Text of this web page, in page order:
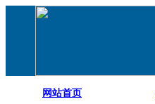
网站首页